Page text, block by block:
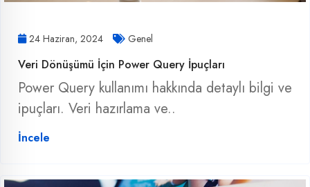
24 Haziran, 2024 Genel
Veri Dönüşümü İçin Power Query İpuçları
Power Query kullanımı hakkında detaylı bilgi ve
ipuçları. Veri hazırlama ve..
İncele